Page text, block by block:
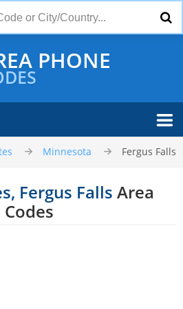
PHONE
Minnesota Fergus Falls
Fergus Falls Area
Codes